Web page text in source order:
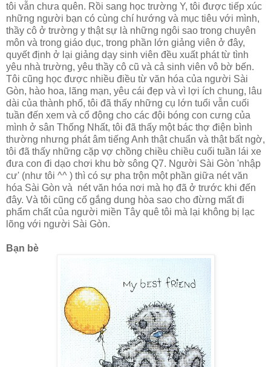
tôi vẫn chưa quên. Rồi sang học trường Y, tôi được tiếp xúc
những người bạn có cùng chí hướng và mục tiêu với mình,
thầy cô ở trường y thật sự là những ngôi sao trong chuyên
môn và trong giáo dục, trong phần lớn giảng viên ở đây,
quyết định ở lại giảng dạy sinh viên đều xuất phát từ tình
yêu nhà trường, yêu thầy cô cũ và cả sinh viên vô bờ bến.
Tôi cũng học được nhiều điều từ văn hóa của người Sài
Gòn, hào hoa, lãng mạn, yêu cái đẹp và vì lợi ích chung, lâu
dài của thành phố, tôi đã thấy những cụ lớn tuổi vẫn cuối
tuần đến xem và cổ động cho các đội bóng con cưng của
mình ở sân Thống Nhất, tôi đã thấy một bác thợ điện bình
thường nhưng phát âm tiếng Anh thật chuẩn và thật bất ngờ,
tôi đã thấy những cặp vợ chồng chiều chiều cuối tuần lái xe
đưa con đi dạo chơi khu bờ sông Q7. Người Sài Gòn 'nhập
cư' (như tôi ^^ ) thì có sự pha trộn một phần giữa nét văn
hóa Sài Gòn và nét văn hóa nơi mà họ đã ở trước khi đến
đây. Và tôi cũng cố gắng dung hòa sao cho đừng mất đi
phẩm chất của người miền Tây quê tôi mà lại không bị lạc
lõng với người Sài Gòn.
Bạn bè